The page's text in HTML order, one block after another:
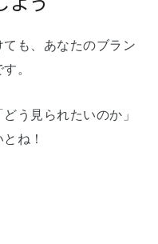
も、あなたのブラン
。
う見られたいのか」
ね！